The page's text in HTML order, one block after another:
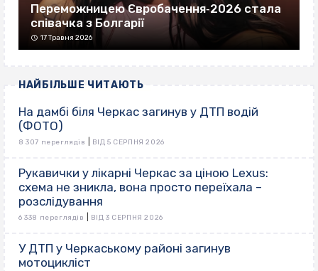
Переможницею Євробачення‐2026 стала
співачка з Болгарії
17 Травня 2026
НАЙБІЛЬШЕ ЧИТАЮТЬ
На дамбі біля Черкас загинув у ДТП водій
(ФОТО)
8 307 переглядів ВІД 5 СЕРПНЯ 2026
Рукавички у лікарні Черкас за ціною Lexus:
схема не зникла, вона просто переїхала –
розслідування
6 338 переглядів ВІД 3 СЕРПНЯ 2026
У ДТП у Черкаському районі загинув
мотоцикліст